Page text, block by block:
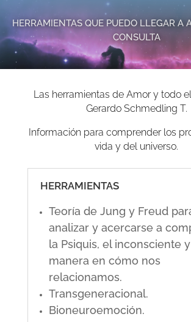
HERRAMIENTAS QUE PUEDO LLEGAR A
CONSULTA
Las herramientas de Amor y todo
Gerardo Schmedling T.
Información para comprender los
vida y del universo.
HERRAMIENTAS
Teoría de Jung y Freud
analizar y acercarse a
la Psiquis, el inconsciente
manera en cómo nos
relacionamos.
Transgeneracional.
Bioneuroemoción.